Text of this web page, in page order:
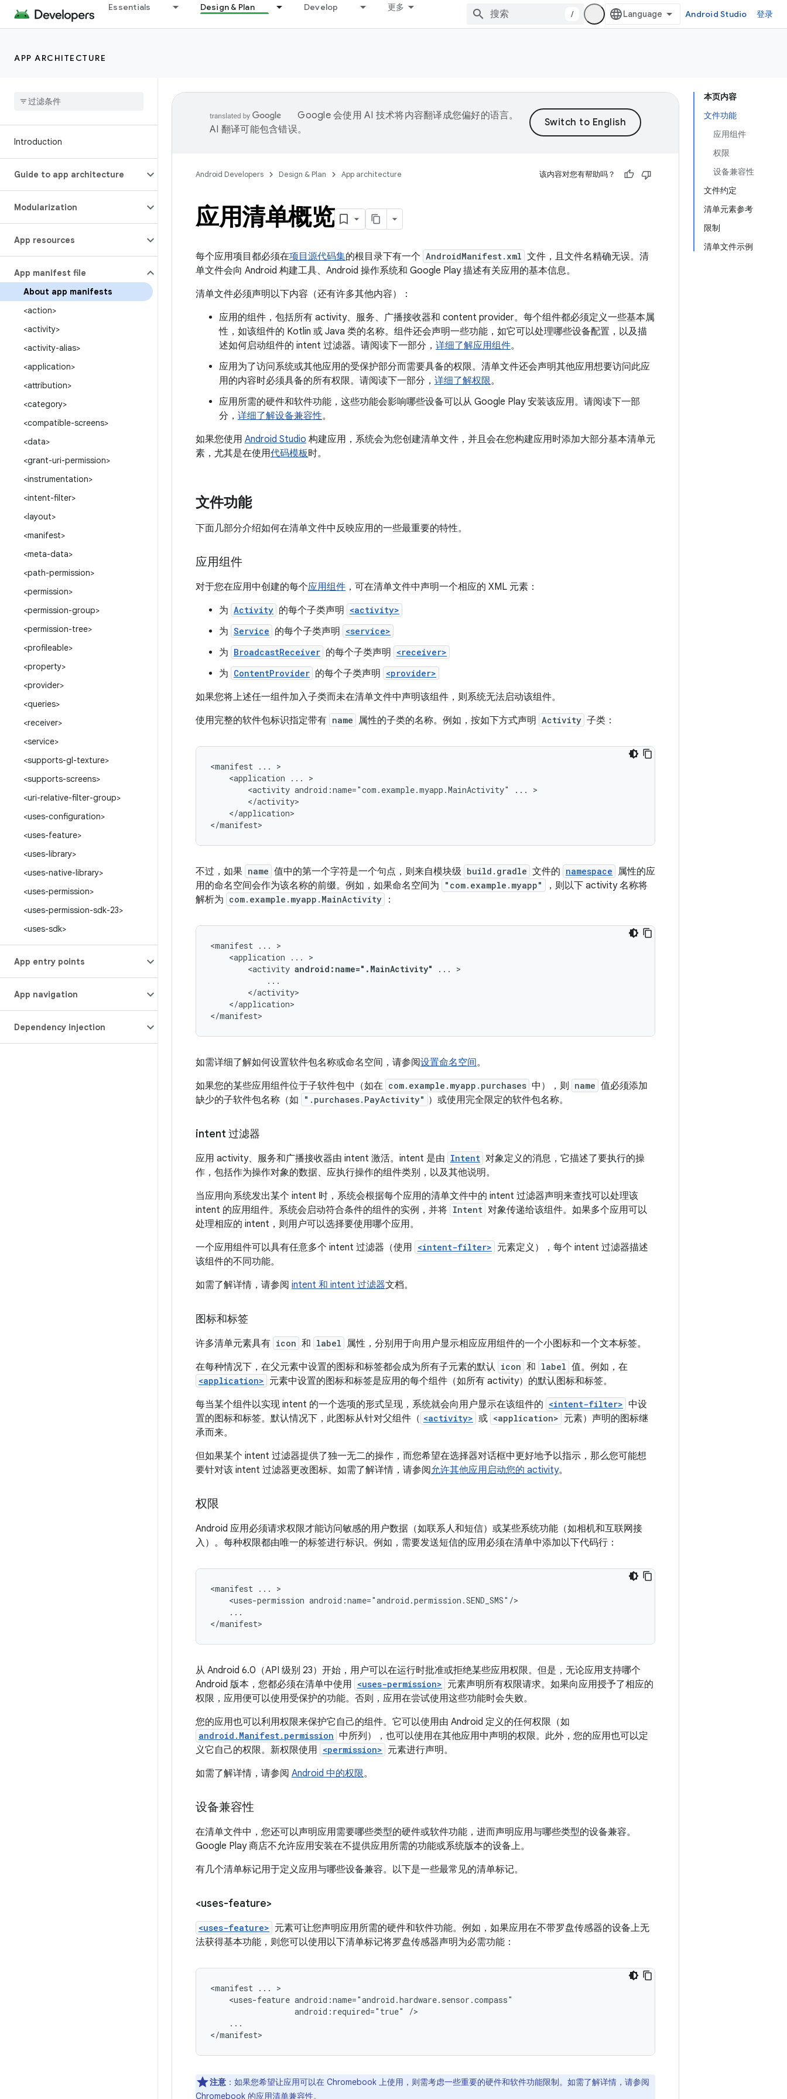
Essentials Design & Plan Develop 更多
/ Android Studio 登录
APP ARCHITECTURE
Introduction
Guide to app architecture
Modularization
App resources
App manifest file
About app manifests
<action>
<activity>
<activity-alias>
<application>
<attribution>
<category>
<compatible-screens>
<data>
<grant-uri-permission>
<instrumentation>
<intent-filter>
<layout>
<manifest>
<meta-data>
<path-permission>
<permission>
<permission-group>
<permission-tree>
<profileable>
<property>
<provider>
<queries>
<receiver>
<service>
<supports-gl-texture>
<supports-screens>
<uri-relative-filter-group>
<uses-configuration>
<uses-feature>
<uses-library>
<uses-native-library>
<uses-permission>
<uses-permission-sdk-23>
<uses-sdk>
App entry points
App navigation
Dependency injection
本页内容
文件功能
应用组件
权限
设备兼容性
文件约定
清单元素参考
限制
清单文件示例
Google 会使用 AI 技术将内容翻译成您偏好的语言。
AI 翻译可能包含错误。
Android Developers Design & Plan App architecture 该内容对您有帮助吗？
应用清单概览
每个应用项目都必须在项目源代码集的根目录下有一个 AndroidManifest.xml 文件，且文件名精确无误。 清
单文件会向 Android 构建工具、Android 操作系统和 Google Play 描述有关应用的基本信息。
清单文件必须声明以下内容（还有许多其他内容）：
应用的组件，包括所有 activity、服务、广播接收器和 content provider。每个组件都必须定义一些基本属
性，如该组件的 Kotlin 或 Java 类的名称。组件还会声明一些功能，如它可以处理哪些设备配置，以及描
述如何启动组件的 intent 过滤器。请阅读下一部分， 详细了解应用组件。
应用为了访问系统或其他应用的受保护部分而需要具备的权限。清单文件还会声明其他应用想要访问此应
用的内容时必须具备的所有权限。请阅读下一部分， 详细了解权限。
应用所需的硬件和软件功能，这些功能会影响哪些设备可以从 Google Play 安装该应用。请阅读下一部
分， 详细了解设备兼容性。
如果您使用 Android Studio 构建应用，系统会为您创建清单文件，并且会在您构建应用时添加大部分基本清单元
素，尤其是在使用代码模板时。
文件功能
下面几部分介绍如何在清单文件中反映应用的一些最重要的特性。
应用组件
对于您在应用中创建的每个应用组件 ，可在清单文件中声明一个相应的 XML 元素：
为 Activity 的每个子类声明 <activity>
为 Service 的每个子类声明 <service>
为 BroadcastReceiver 的每个子类声明 <receiver>
为 ContentProvider 的每个子类声明 <provider>
如果您将上述任一组件加入子类而未在清单文件中声明该组件，则系统无法启动该组件。
使用完整的软件包标识指定带有 name 属性的子类的名称。例如，按如下方式声明 Activity 子类：
<manifest ...
<application
...
<activity android:name="com.example.myapp.MainActivity" ...
</application>
</manifest>
不过，如果 name 值中的第一个字符是一个句点，则来自模块级 build.gradle 文件的 namespace 属性的应
用的命名空间会作为该名称的前缀。例如，如果命名空间为
"com.example.myapp"
，则以下 activity 名称将
解析为 com.example.myapp.MainActivity ：
<manifest ...
<application
...
<activity android:name=".MainActivity" ...
</application>
</manifest>
如需详细了解如何设置软件包名称或命名空间，请参阅设置命名空间。
如果您的某些应用组件位于子软件包中（如在 com.example.myapp.purchases 中），则 name 值必须添加
缺少的子软件包名称（如
".purchases.PayActivity" ）或使用完全限定的软件包名称。
intent 过滤器
应用 activity、服务和广播接收器由 intent 激活。 intent 是由 Intent 对象定义的消息，它描述了要执行的操
作，包括作为操作对象的数据、应执行操作的组件类别，以及其他说明。
当应用向系统发出某个 intent 时，系统会根据每个应用的清单文件中的 intent 过滤器声明来查找可以处理该
intent 的应用组件。 系统会启动符合条件的组件的实例，并将 Intent 对象传递给该组件。如果多个应用可以
处理相应的 intent，则用户可以选择要使用哪个应用。
一个应用组件可以具有任意多个 intent 过滤器（使用 <intent-filter> 元素定义），每个 intent 过滤器描述
该组件的不同功能。
如需了解详情，请参阅 intent 和 intent 过滤器文档。
图标和标签
许多清单元素具有 icon 和 label 属性，分别用于向用户显示相应应用组件的一个小图标和一个文本标签。
在每种情况下，在父元素中设置的图标和标签都会成为所有子元素的默认 icon 和 label 值。例如，在
<application> 元素中设置的图标和标签是应用的每个组件（如所有 activity）的默认图标和标签。
每当某个组件以实现 intent 的一个选项的形式呈现，系统就会向用户显示在该组件的 <intent-filter> 中设
置的图标和标签。默认情况下，此图标从针对父组件（ <activity> 或 <application> 元素）声明的图标继
承而来。
但如果某个 intent 过滤器提供了独一无二的操作，而您希望在选择器对话框中更好地予以指示，那么您可能想
要针对该 intent 过滤器更改图标。如需了解详情，请参阅允许其他应用启动您的 activity。
权限
Android 应用必须请求权限才能访问敏感的用户数据（如联系人和短信）或某些系统功能（如相机和互联网接
入）。每种权限都由唯一的标签进行标识。例如，需要发送短信的应用必须在清单中添加以下代码行：
<manifest ...
<uses-permission
...
</manifest>
从 Android 6.0（API 级别 23）开始，用户可以在运行时批准或拒绝某些应用权限。但是，无论应用支持哪个
Android 版本，您都必须在清单中使用 <uses-permission> 元素声明所有权限请求。如果向应用授予了相应的
权限，应用便可以使用受保护的功能。否则，应用在尝试使用这些功能时会失败。
您的应用也可以利用权限来保护它自己的组件。它可以使用由 Android 定义的任何权限（如
android.Manifest.permission 中所列），也可以使用在其他应用中声明的权限。此外，您的应用也可以定
义它自己的权限。新权限使用 <permission> 元素进行声明。
如需了解详情，请参阅 Android 中的权限。
设备兼容性
在清单文件中，您还可以声明应用需要哪些类型的硬件或软件功能，进而声明应用与哪些类型的设备兼容。
Google Play 商店不允许应用安装在不提供应用所需的功能或系统版本的设备上。
有几个清单标记用于定义应用与哪些设备兼容。以下是一些最常见的清单标记。
<uses-feature>
<uses-feature> 元素可让您声明应用所需的硬件和软件功能。例如，如果应用在不带罗盘传感器的设备上无
法获得基本功能，则您可以使用以下清单标记将罗盘传感器声明为必需功能：
<manifest ...
<uses-feature
android:required="true"
...
</manifest>
注意 ：如果您希望让应用可以在 Chromebook 上使用，则需考虑一些重要的硬件和软件功能限制。如需了解详情，请参阅
Chromebook 的应用清单兼容性。